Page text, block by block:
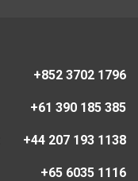
+852 3702 1796
+61 390 185 385
+44 207 193 1138
+65 6035 1116